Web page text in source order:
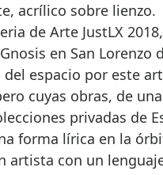
acrílico sobre lienzo.
de Arte JustLX
en San Lorenzo
espacio por este
cuyas obras, de
privadas de
forma lírica en la
artista con un